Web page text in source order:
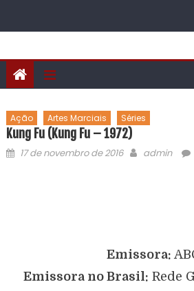
Ação Artes Marciais Séries
Kung Fu (Kung Fu – 1972)
17 de novembro de 2016 admin
Emissora:
Emissora no Brasil: Rede